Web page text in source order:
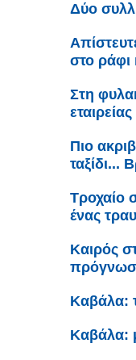
Δύο
στο ράφι
Στη
Πιο
ταξίδι...
Τροχαίο
ένας
Καιρός
Καβάλα:
Καβάλα: